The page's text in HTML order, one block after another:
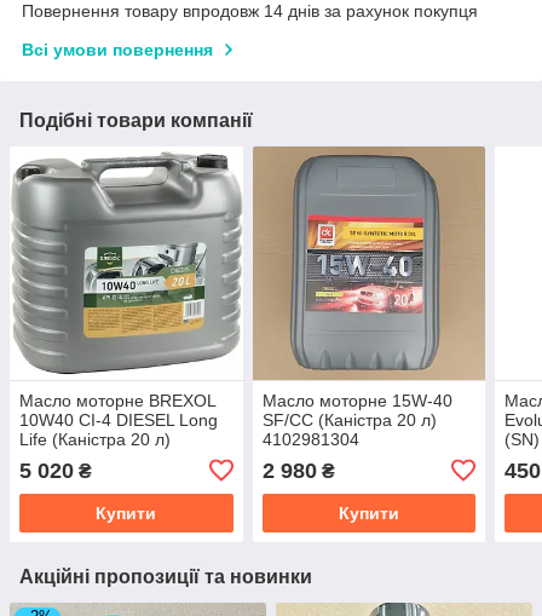
Повернення товару впродовж 14 днів за рахунок покупця
Всі умови повернення
Подібні товари компанії
Масло моторне BREXOL
10W40 CI-4 DIESEL Long
Life (Каністра 20 л)
5 020 ₴
Купити
Масло моторне 15W-40
SF/CC (Каністра 20 л)
4102981304
2 980₴
Купити
450
Акційні пропозиції та новинки